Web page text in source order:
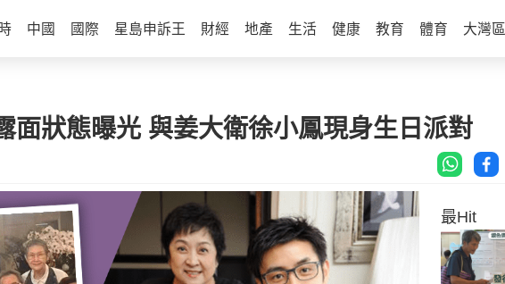
中國 國際 星島申訴王 財經 地產 生活 健康 教育 體育 大灣區
面狀態曝光 與姜大衛徐小鳳現身生日派對
最Hit